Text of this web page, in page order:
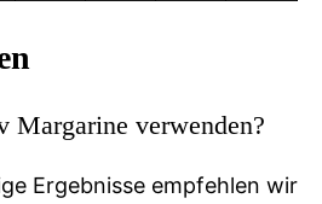
Margarine verwenden?
Ergebnisse empfehlen wir